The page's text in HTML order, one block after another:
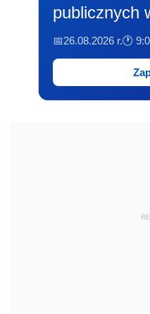
publicznych
📅26.08.2026 r.🕐